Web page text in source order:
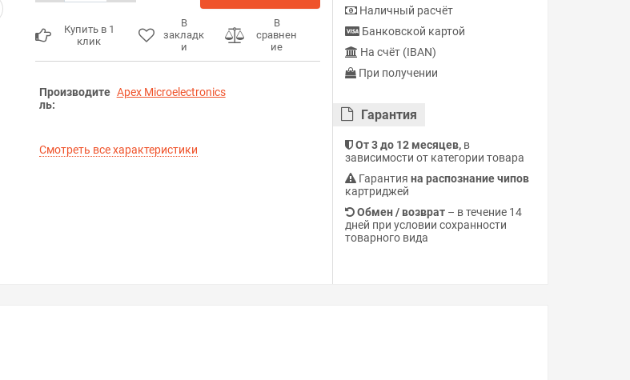
Купить в 1
клик
В
закладк
и
В
сравнен
ие
Производите
ль:
Apex Microelectronics
Смотреть все характеристики
Наличный расчёт
Банковской картой
На счёт (IBAN)
При получении
Гарантия
От 3 до 12 месяцев,в
зависимости от категории товара
Гарантия на распознание чипов
картриджей
Обмен / возврат– в течение 14
дней при условии сохранности
товарного вида